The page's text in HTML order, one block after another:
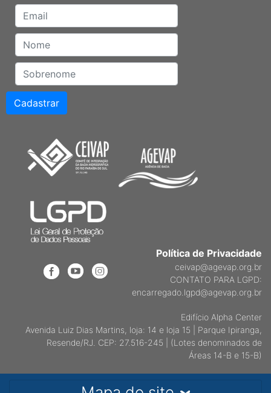
Política de Privacidade
ceivap@agevap.org.br
CONTATO PARA LGPD:
encarregado.lgpd@agevap.org.br
Edifício Alpha Center
Avenida Luiz Dias Martins, loja: 14 e loja 15 | Parque Ipiranga,
Resende/RJ. CEP: 27.516-245 | (Lotes denominados de
Áreas 14-B e 15-B)